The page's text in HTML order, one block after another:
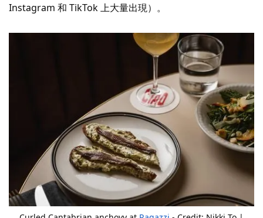
Instagram 和 TikTok 上大量出現）。